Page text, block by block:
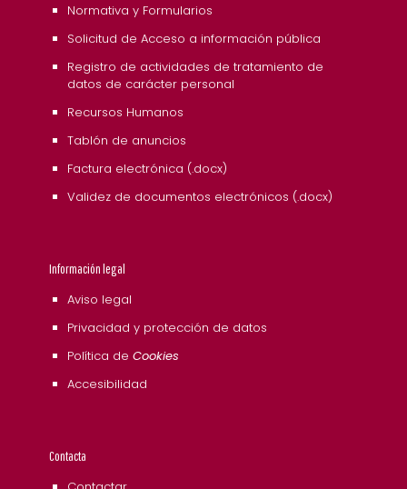
Normativa y Formularios
Solicitud de Acceso a información pública
Registro de actividades de tratamiento de
datos de carácter personal
Recursos Humanos
Tablón de anuncios
Factura electrónica (.docx)
Validez de documentos electrónicos (.docx)
Información legal
Aviso legal
Privacidad y protección de datos
Política de Cookies
Accesibilidad
Contacta